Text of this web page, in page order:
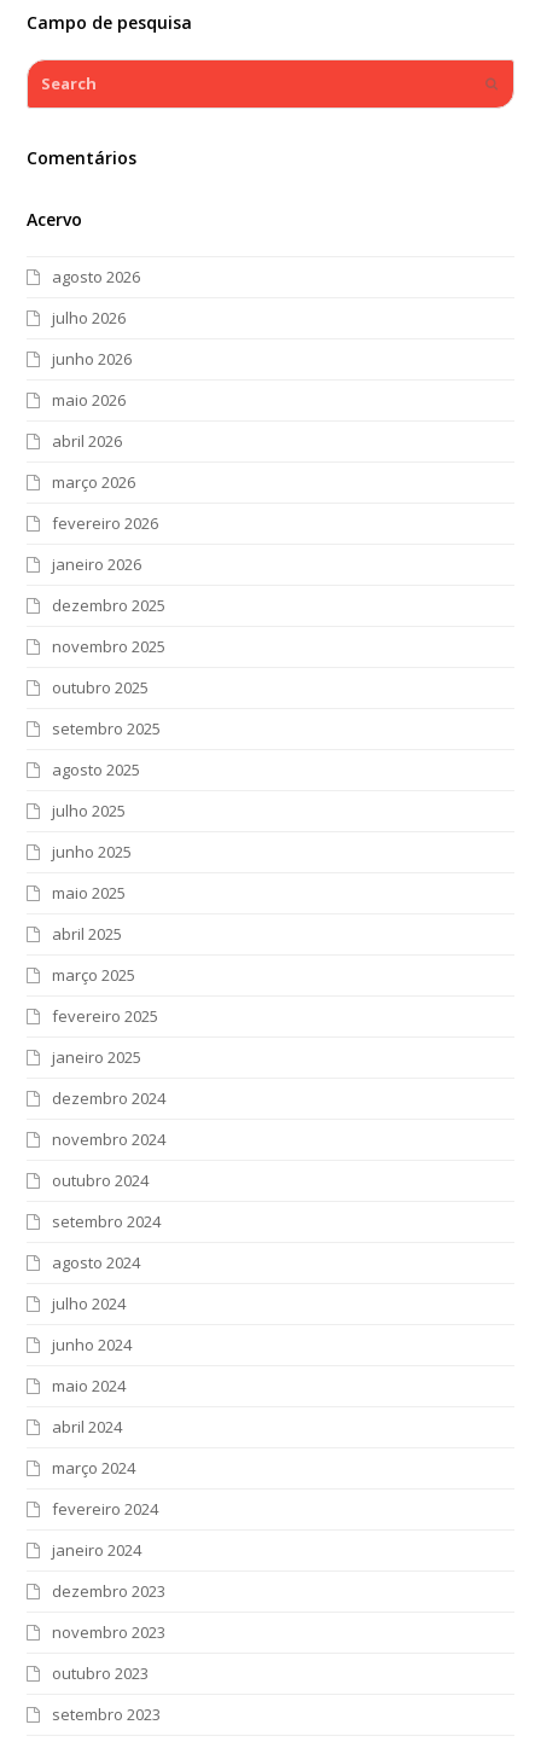
Campo de pesquisa
Search
Comentários
Acervo
agosto 2026
julho 2026
junho 2026
maio 2026
abril 2026
março 2026
fevereiro 2026
janeiro 2026
dezembro 2025
novembro 2025
outubro 2025
setembro 2025
agosto 2025
julho 2025
junho 2025
maio 2025
abril 2025
março 2025
fevereiro 2025
janeiro 2025
dezembro 2024
novembro 2024
outubro 2024
setembro 2024
agosto 2024
julho 2024
junho 2024
maio 2024
abril 2024
março 2024
fevereiro 2024
janeiro 2024
dezembro 2023
novembro 2023
outubro 2023
setembro 2023